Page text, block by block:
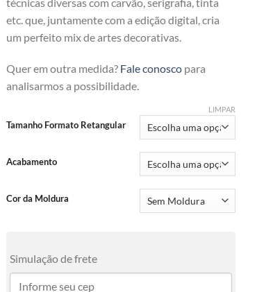
etc. que, juntamente com a edição digital, cria
um perfeito mix de artes decorativas.
Quer em outra medida? Fale conosco para
analisarmos a possibilidade.
Tamanho Formato Retangular
Acabamento
Cor da Moldura
LIMPAR
Simulação de frete